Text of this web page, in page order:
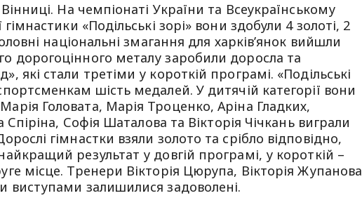
На чемпіонаті України та Всеукраїнському
«Подільські зорі» вони здобули 4 золоті, 2
національні змагання для харків’янок вийшли
дорогоцінного металу заробили доросла та
які стали третіми у короткій програмі. «Подільські
шість медалей. У дитячій категорії вони
Головата, Марія Троценко, Аріна Гладких,
Спіріна, Софія Шаталова та Вікторія Чічкань виграли
гімнастки взяли золото та срібло відповідно,
результат у довгій програмі, у короткій –
місце. Тренери Вікторія Цюрупа, Вікторія Жупанова
виступами залишилися задоволені.